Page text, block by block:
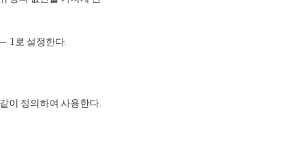
로 설정한다.
이 정의하여 사용한다.